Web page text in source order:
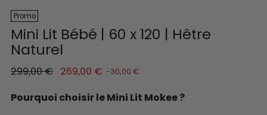
Promo
Mini Lit Bébé | 60 x 120 | Hêtre
Naturel
Prix
299,00 € 269,00 € -30,00 €
Pourquoi choisir le Mini Lit Mokee ?